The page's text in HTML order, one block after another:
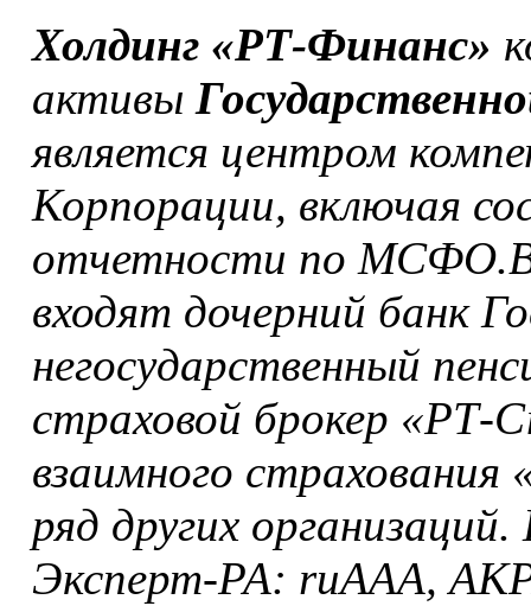
Холдинг «РТ-Финанс»
активы
является центром
Корпорации, включая
отчетности по МСФО.В
входят дочерний банк
негосударственный
страховой брокер «РТ-
взаимного
ряд других организаций.
Эксперт-РА: ruAAA,